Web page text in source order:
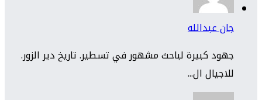
جان عبدالله
جهود كبيرة لباحث مشهور في تسطير. تاريخ دير الزور.
للاجيال ال...